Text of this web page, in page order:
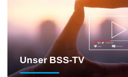
Unser BSS-TV